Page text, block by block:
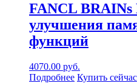
FANCL BRAINs
улучшения
функций
4070.00 руб.
Подробнее Купить сейчас